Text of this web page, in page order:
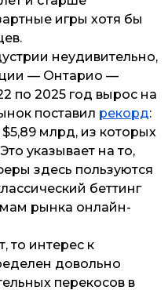
игры хотя бы
неудивительно,
— Онтарио —
по 2025 год вырос на
поставил рекорд:
млрд, из которых
указывает на то,
здесь пользуются
беттинг
рынка онлайн-
то интерес к
довольно
перекосов в